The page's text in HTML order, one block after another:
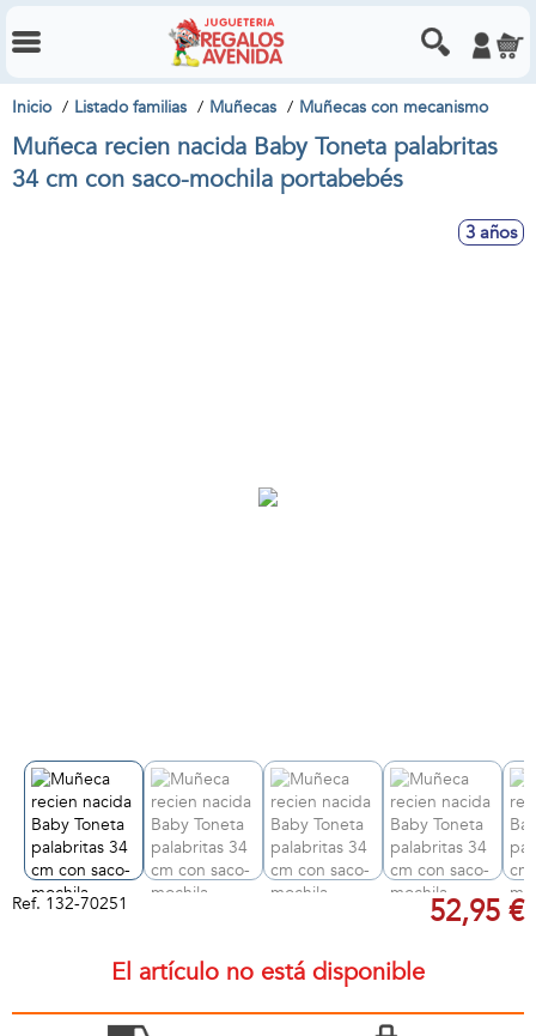
Inicio Listado familias Muñecas Muñecas con mecanismo
Muñeca recien nacida Baby Toneta palabritas
34 cm con saco-mochila portabebés
3 años
Ref. 132-70251 52,95 €
El artículo no está disponible